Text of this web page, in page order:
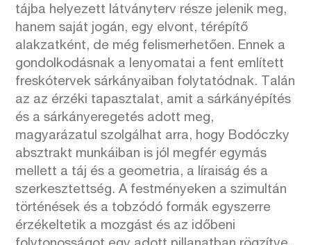
tájba helyezett látványterv része jelenik meg,
hanem saját jogán, egy elvont, térépítő
alakzatként, de még felismerhetően. Ennek a
gondolkodásnak a lenyomatai a fent említett
freskótervek sárkányaiban folytatódnak. Talán
az az érzéki tapasztalat, amit a sárkányépítés
és a sárkányeregetés adott meg,
magyarázatul szolgálhat arra, hogy Bodóczky
absztrakt munkáiban is jól megfér egymás
mellett a táj és a geometria, a líraiság és a
szerkesztettség. A festményeken a szimultán
történések és a tobzódó formák egyszerre
érzékeltetik a mozgást és az időbeni